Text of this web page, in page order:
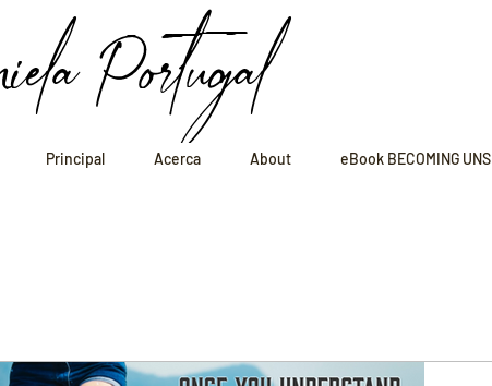
Portugal
Principal Acerca About eBook BECOMING